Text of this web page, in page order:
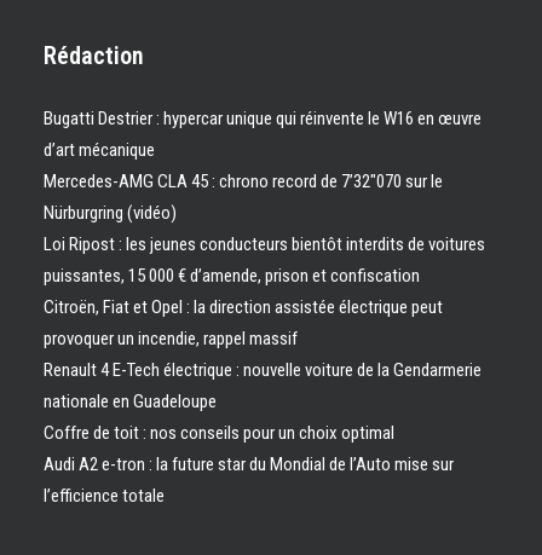
Rédaction
Bugatti Destrier : hypercar unique qui réinvente le W16 en œuvre
d’art mécanique
Mercedes-AMG CLA 45 : chrono record de 7’32″070 sur le
Nürburgring (vidéo)
Loi Ripost : les jeunes conducteurs bientôt interdits de voitures
puissantes, 15 000 € d’amende, prison et confiscation
Citroën, Fiat et Opel : la direction assistée électrique peut
provoquer un incendie, rappel massif
Renault 4 E-Tech électrique : nouvelle voiture de la Gendarmerie
nationale en Guadeloupe
Coffre de toit : nos conseils pour un choix optimal
Audi A2 e-tron : la future star du Mondial de l’Auto mise sur
l’efficience totale